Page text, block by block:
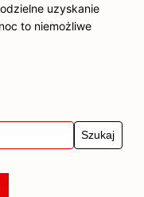
uzyskanie
to niemożliwe